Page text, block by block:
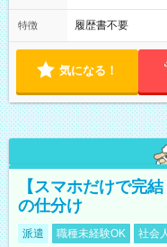
特徴 履歴書不要
気になる！
【スマホだけで完
の仕分け
派遣 職種未経験OK 社会